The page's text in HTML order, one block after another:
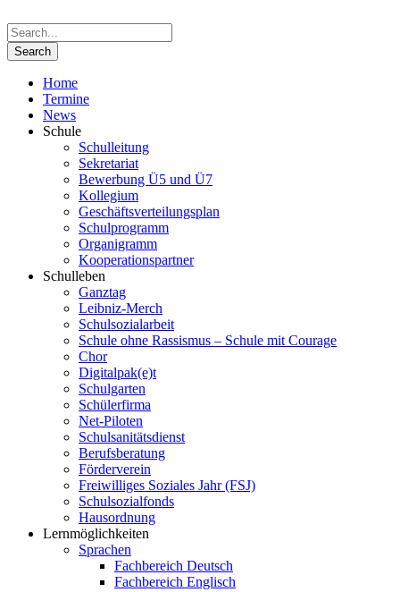
Home
Termine
News
Schule
Schulleitung
Sekretariat
Bewerbung Ü5 und Ü7
Kollegium
Geschäftsverteilungsplan
Schulprogramm
Organigramm
Kooperationspartner
Schulleben
Ganztag
Leibniz-Merch
Schulsozialarbeit
Schule ohne Rassismus – Schule mit Courage
Chor
Digitalpak(e)t
Schulgarten
Schülerfirma
Net-Piloten
Schulsanitätsdienst
Berufsberatung
Förderverein
Freiwilliges Soziales Jahr (FSJ)
Schulsozialfonds
Hausordnung
Lernmöglichkeiten
Sprachen
Fachbereich Deutsch
Fachbereich Englisch